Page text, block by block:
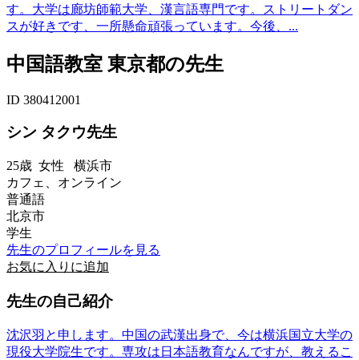
す。大学は廊坊師範大学、漢言語専門です。ストリートダン
スが好きです、一所懸命頑張っています。今後、...
中国語教室 東京都の先生
ID 380412001
シン タクウ先生
25歳 女性 横浜市
カフェ、オンライン
普通語
北京市
学生
先生のプロフィールを見る
お気に入りに追加
先生の自己紹介
沈沢羽と申します。中国の武漢出身で、今は横浜国立大学の
現役大学院生です。専攻は日本語教育なんですが、教えるこ